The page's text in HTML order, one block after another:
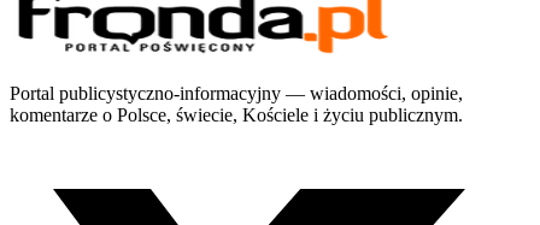
Portal publicystyczno-informacyjny — wiadomości, opinie,
komentarze o Polsce, świecie, Kościele i życiu publicznym.